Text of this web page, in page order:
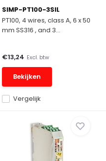
SIMP-PT100-3SIL
PT100, 4 wires, class A, 6 x 50
mm SS316 , and 3...
Vergelijk
€13,24 Excl. btw
Bekijken